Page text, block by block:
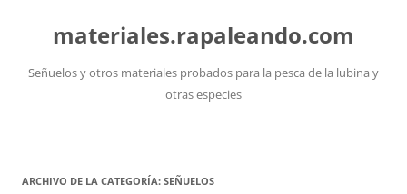
contenidomateriales.rapaleando.com
Señuelos y otros materiales probados para la pesca de la lubina y
otras especies
ARCHIVO DE LA CATEGORÍA: SEÑUELOS